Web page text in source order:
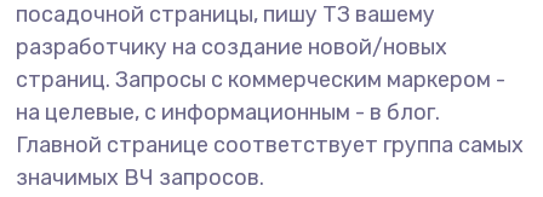
посадочной страницы, пишу ТЗ вашему
разработчику на создание новой/новых
страниц. Запросы с коммерческим маркером -
на целевые, с информационным - в блог.
Главной странице соответствует группа самых
значимых ВЧ запросов.